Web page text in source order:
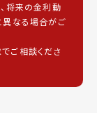
将来の金利動
異なる場合がご
ご相談くださ